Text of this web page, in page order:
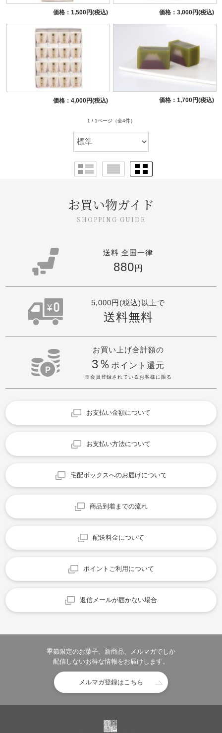
価格：1,500円(税込) 価格：3,000円(税込)
価格：4,000円(税込) 価格：1,700円(税込)
1 / 1ページ （全4件）
お買い物ガイド
送料 全国一律
880 円
5,000円(税込)以上で
送料無料
お買い上げ合計額の
3％ ポイント還元
※会員登録されているお客様に限る
お支払い金額について
お支払い方法について
宅配ボックスへのお届けについて
商品到着までの流れ
配送料金について
ポイントご利用について
返信メールが届かない場合
季節限定のお菓子、新商品、メルマガでしか
配信しないお得な情報をお届けします。
メルマガ登録はこちら